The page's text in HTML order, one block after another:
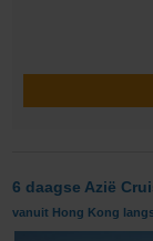
6 daagse Azië
vanuit Hong Kong